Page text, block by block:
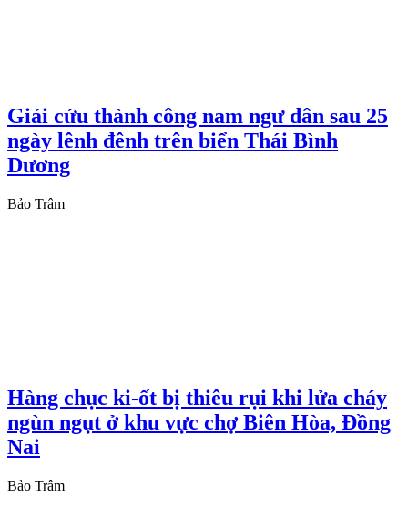
Giải cứu thành công nam ngư dân sau 25
ngày lênh đênh trên biển Thái Bình
Dương
Bảo Trâm
Hàng chục ki-ốt bị thiêu rụi khi lửa cháy
ngùn ngụt ở khu vực chợ Biên Hòa, Đồng
Nai
Bảo Trâm